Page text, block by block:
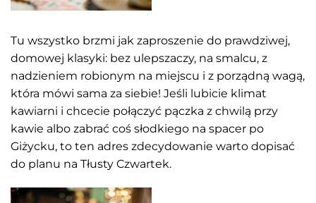
Tu wszystko brzmi jak zaproszenie do prawdziwej,
domowej klasyki: bez ulepszaczy, na smalcu, z
nadzieniem robionym na miejscu i z porządną wagą,
która mówi sama za siebie! Jeśli lubicie klimat
kawiarni i chcecie połączyć pączka z chwilą przy
kawie albo zabrać coś słodkiego na spacer po
Giżycku, to ten adres zdecydowanie warto dopisać
do planu na Tłusty Czwartek.